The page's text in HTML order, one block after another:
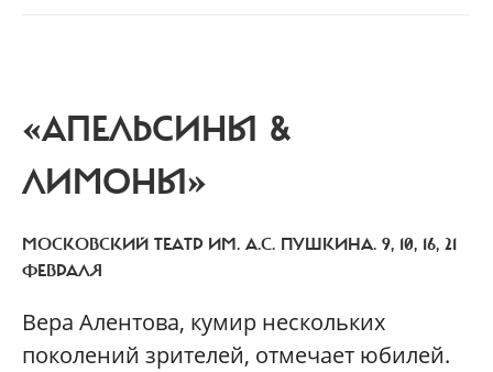
«АПЕЛЬСИНЫ &
ЛИМОНЫ»
МОСКОВСКИЙ ТЕАТР ИМ. А.С. ПУШКИНА. 9, 10, 16, 21
ФЕВРАЛЯ
Вера Алентова, кумир нескольких
поколений зрителей, отмечает юбилей.